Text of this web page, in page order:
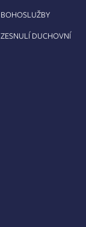
BOHOSLUŽBY
ZESNULÍ DUCHOVNÍ